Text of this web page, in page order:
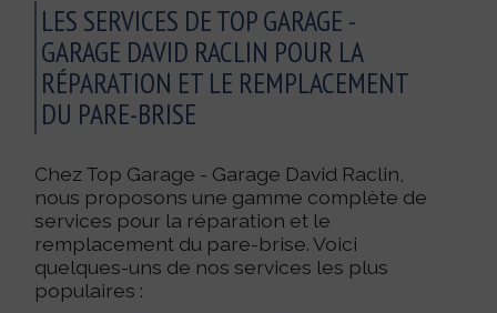
LES SERVICES DE TOP GARAGE -
GARAGE DAVID RACLIN POUR LA
RÉPARATION ET LE REMPLACEMENT
DU PARE-BRISE
Chez Top Garage - Garage David Raclin,
nous proposons une gamme complète de
services pour la réparation et le
remplacement du pare-brise. Voici
quelques-uns de nos services les plus
populaires :